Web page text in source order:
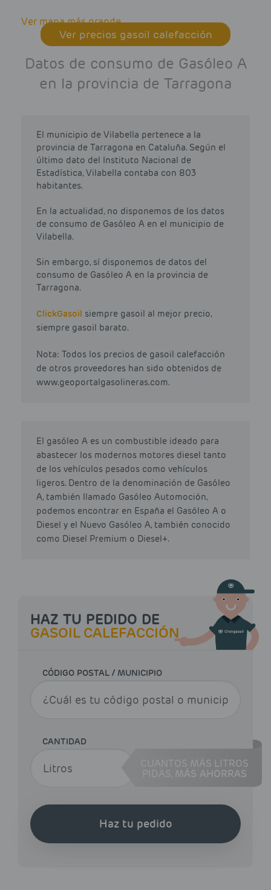
Ver mapa más grande
Ver precios gasoil calefacción
Datos de consumo de Gasóleo A
en la provincia de Tarragona
El municipio de Vilabella pertenece a la
provincia de Tarragona en Cataluña. Según el
último dato del Instituto Nacional de
Estadística, Vilabella contaba con 803
habitantes.
En la actualidad, no disponemos de los datos
de consumo de Gasóleo A en el municipio de
Vilabella.
Sin embargo, sí disponemos de datos del
consumo de Gasóleo A en la provincia de
Tarragona.
ClickGasoil siempre gasoil al mejor precio,
siempre gasoil barato.
Nota: Todos los precios de gasoil calefacción
de otros proveedores han sido obtenidos de
www.geoportalgasolineras.com.
El gasóleo A es un combustible ideado para
abastecer los modernos motores diesel tanto
de los vehículos pesados como vehículos
ligeros. Dentro de la denominación de Gasóleo
A, también llamado Gasóleo Automoción,
podemos encontrar en España el Gasóleo A o
Diesel y el Nuevo Gasóleo A, también conocido
como Diesel Premium o Diesel+.
HAZ TU PEDIDO DE
GASOIL CALEFACCIÓN
CÓDIGO POSTAL / MUNICIPIO
CANTIDAD
CUANTOS MÁS LITROS
MÁS AHORRAS
Haz tu pedido